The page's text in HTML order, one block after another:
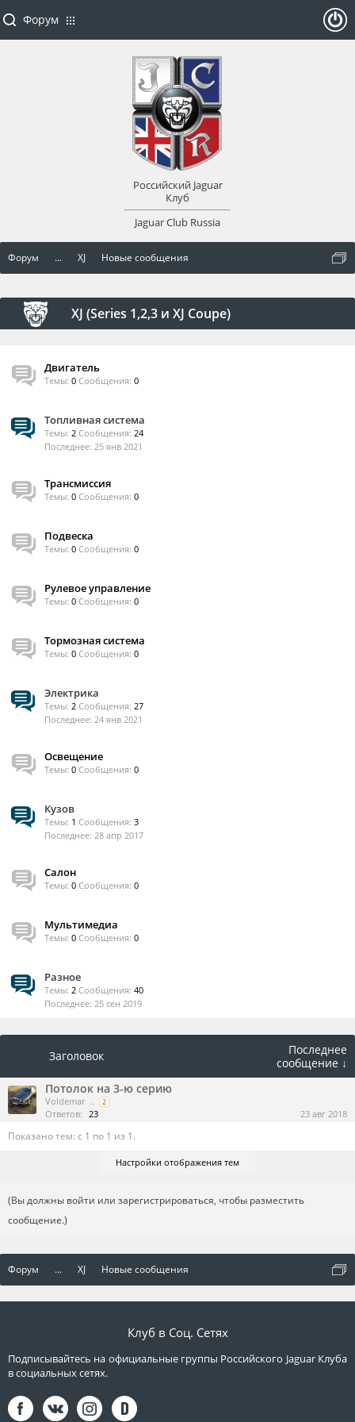
Форум ... XJ Новые сообщения
XJ (Series 1,2,3 и XJ Coupe)
Двигатель
Темы: 0 Сообщения: 0
Топливная система
Темы: 2 Сообщения: 24
25 янв 2021
Трансмиссия
Темы: 0 Сообщения: 0
Подвеска
Темы: 0 Сообщения: 0
Рулевое управление
Темы: 0 Сообщения: 0
Тормозная система
Темы: 0 Сообщения: 0
Электрика
Темы: 2 Сообщения: 27
24 янв 2021
Освещение
Темы: 0 Сообщения: 0
Кузов
Темы: 1 Сообщения: 3
28 апр 2017
Салон
Темы: 0 Сообщения: 0
Мультимедиа
Темы: 0 Сообщения: 0
Разное
Темы: 2 Сообщения: 40
25 сен 2019
Заголовок
Последнее
сообщение ↓
Потолок на 3-ю серию
Voldemar ... 2
Ответов: 23 23 авг 2018
Показано тем: с 1 по 1 из 1.
Настройки отображения тем
(Вы должны войти или зарегистрироваться, чтобы разместить
сообщение.)
Форум ... XJ Новые сообщения
Форум
Российский Jaguar
Клуб
Jaguar Club Russia
оват
Клуб в Соц. Сетях
Подписывайтесь на официальные группы Российского Jaguar Клуба
в социальных сетях.